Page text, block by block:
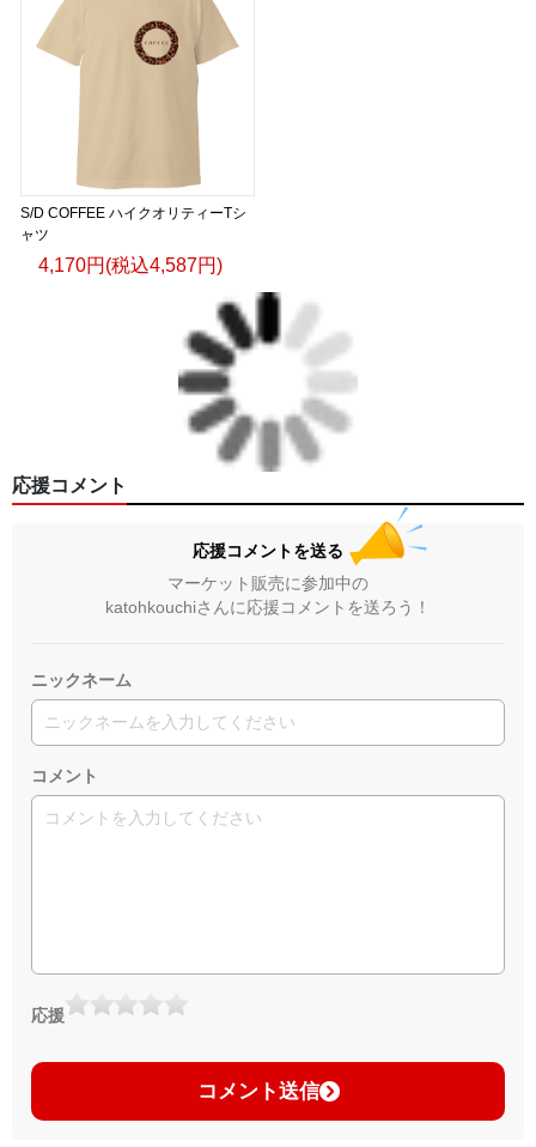
S/D COFFEE ハイクオリティーTシ
ャツ
4,170円(税込4,587円)
応援コメント
応援コメントを送る
マーケット販売に参加中の
katohkouchiさんに応援コメントを送ろう！
ニックネーム
コメント
応援
コメント送信